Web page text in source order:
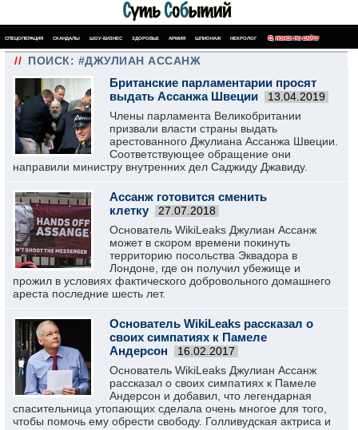
СПЕЦОПЕРАЦИЯ СКАНДАЛЫ ШОУ-БИЗНЕС ЗДОРОВЬЕ АРМИЯ ШПИОНАЖ НЕКРОЛОГ ПОИСК ПО САЙТУ
// ПОИСК: #ДЖУЛИАН АССАНЖ
Британские парламентарии просят
выдать Ассанжа Швеции
13.04.2019
Члены парламента Великобритании
призвали власти страны выдать
арестованного Джулиана Ассанжа Швеции.
Соответствующее обращение они
направили министру внутренних дел Саджиду Джавиду.
Ассанж готовится сменить
клетку
27.07.2018
Основатель WikiLeaks Джулиан Ассанж
может в скором времени покинуть
территорию посольства Эквадора в
Лондоне, где он получил убежище и
прожил в условиях фактического добровольного домашнего
ареста последние шесть лет.
Основатель WikiLeaks рассказал о
своих симпатиях к Памеле
Андерсон
16.02.2017
Основатель WikiLeaks Джулиан Ассанж
рассказал о своих симпатиях к Памеле
Андерсон и добавил, что легендарная
спасительница утопающих сделала очень многое для того,
чтобы помочь ему обрести свободу. Голливудская актриса и